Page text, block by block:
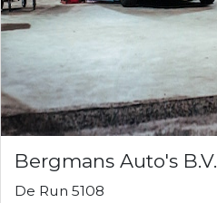
Bergmans Auto's B.V.
De Run 5108